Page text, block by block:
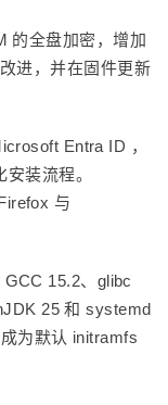
的全盘加密，增加
进，并在固件更新
Entra ID ，
装流程。
与
15.2、glibc
25 和 systemd
为默认 initramfs